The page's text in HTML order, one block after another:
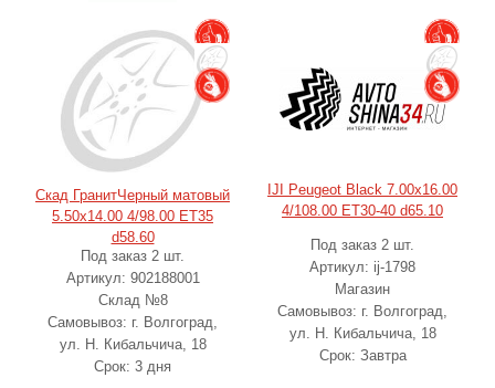
Скад ГранитЧерный матовый
5.50x14.00 4/98.00 ET35
d58.60
Под заказ 2 шт.
Артикул: 902188001
Склад №8
Самовывоз: г. Волгоград,
ул. Н. Кибальчича, 18
Срок: 3 дня
IJI Peugeot Black 7.00x16.00
4/108.00 ET30-40 d65.10
Под заказ 2 шт.
Артикул: ij-1798
Магазин
Самовывоз: г. Волгоград,
ул. Н. Кибальчича, 18
Срок: Завтра